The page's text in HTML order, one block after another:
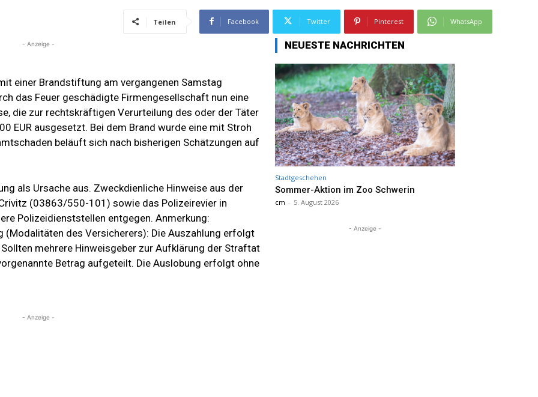
Teilen Facebook Twitter Pinterest WhatsApp
- Anzeige -
einer Brandstiftung am vergangenen Samstag
das Feuer geschädigte Firmengesellschaft nun eine
die zur rechtskräftigen Verurteilung des oder der Täter
EUR ausgesetzt. Bei dem Brand wurde eine mit Stroh
beläuft sich nach bisherigen Schätzungen auf
als Ursache aus. Zweckdienliche Hinweise aus der
(03863/550-101) sowie das Polizeirevier in
Polizeidienststellen entgegen. Anmerkung:
(Modalitäten des Versicherers): Die Auszahlung erfolgt
mehrere Hinweisgeber zur Aufklärung der Straftat
Betrag aufgeteilt. Die Auslobung erfolgt ohne
- Anzeige -
NEUESTE NACHRICHTEN
Stadtgeschehen
Sommer-Aktion im Zoo Schwerin
cm - 5. August 2026
- Anzeige -